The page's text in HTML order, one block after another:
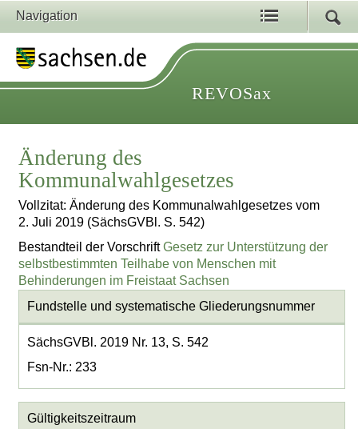
Navigation
REVOSax
Änderung des
Kommunalwahlgesetzes
Vollzitat: Änderung des Kommunalwahlgesetzes vom
2. Juli 2019 (SächsGVBl. S. 542)
Bestandteil der VorschriftGesetz zur Unterstützung der
selbstbestimmten Teilhabe von Menschen mit
Behinderungen im Freistaat Sachsen
Fundstelle und systematische Gliederungsnummer
SächsGVBl. 2019 Nr. 13, S. 542
Fsn-Nr.: 233
Gültigkeitszeitraum